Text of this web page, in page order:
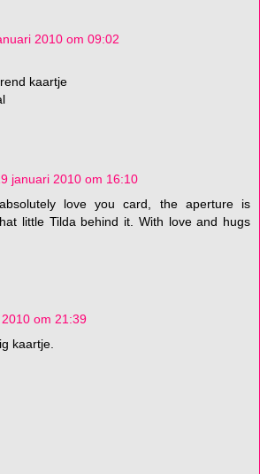
2010 om 09:02
kaartje
januari 2010 om 16:10
love you card, the aperture is
little Tilda behind it. With love and hugs
om 21:39
kaartje.